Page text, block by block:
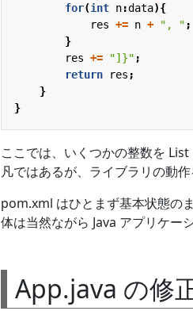
for(int n:data){
res += n + ", " ;
}
res += "]}" ;
return
res ;
}
}
ここでは、いくつかの整数を
凡ではあるが、ライブラリの動
pom.xml はひとまず基本状態の
体は当然ながら Java アプリケー
App.java の修